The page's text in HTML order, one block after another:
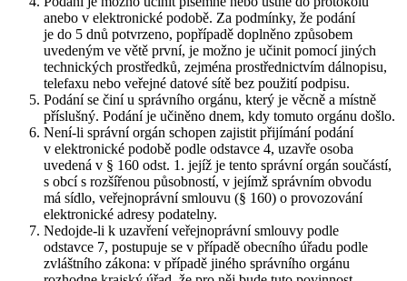
anebo v elektronické podobě. Za podmínky, že podání
je do 5 dnů potvrzeno, popřípadě doplněno způsobem
uvedeným ve větě první, je možno je učinit pomocí jiných
technických prostředků, zejména prostřednictvím dálnopisu,
telefaxu nebo veřejné datové sítě bez použití podpisu.
Podání se činí u správního orgánu, který je věcně a místně
příslušný. Podání je učiněno dnem, kdy tomuto orgánu došlo.
Není-li správní orgán schopen zajistit přijímání podání
v elektronické podobě podle odstavce 4, uzavře osoba
uvedená v § 160 odst. 1. jejíž je tento správní orgán součástí,
s obcí s rozšířenou působností, v jejímž správním obvodu
má sídlo, veřejnoprávní smlouvu (§ 160) o provozování
elektronické adresy podatelny.
Nedojde-li k uzavření veřejnoprávní smlouvy podle
odstavce 7, postupuje se v případě obecního úřadu podle
zvláštního zákona: v případě jiného správního orgánu